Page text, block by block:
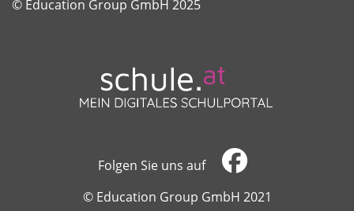
​​​​​​​© Education Group GmbH 2025
Folgen Sie uns auf
​​​​​​​© Education Group GmbH 2021